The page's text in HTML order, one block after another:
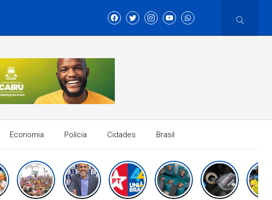
Economia Polícia Cidades Brasil